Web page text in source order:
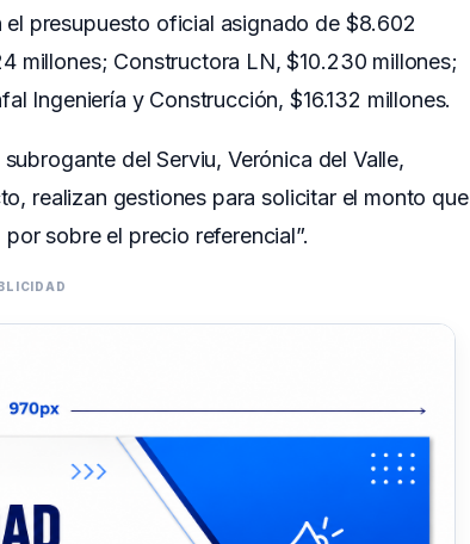
presupuesto oficial asignado de $8.602
millones; Constructora LN, $10.230 millones;
Ingeniería y Construcción, $16.132 millones.
del Serviu, Verónica del Valle,
realizan gestiones para solicitar el monto que
sobre el precio referencial”.